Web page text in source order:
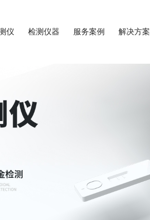
仪 检测仪器 服务案例 解决方案